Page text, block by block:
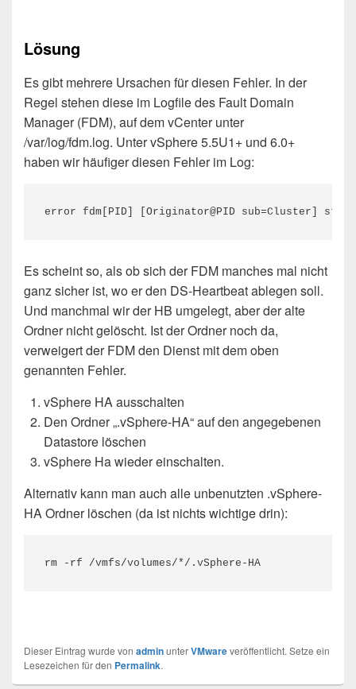
Lösung
Es gibt mehrere Ursachen für diesen Fehler. In der
Regel stehen diese im Logfile des Fault Domain
Manager (FDM), auf dem vCenter unter
/var/log/fdm.log. Unter vSphere 5.5U1+ und 6.0+
haben wir häufiger diesen Fehler im Log:
error fdm[PID] [Originator@PID sub=Cluster] stat(/
Es scheint so, als ob sich der FDM manches mal nicht
ganz sicher ist, wo er den DS-Heartbeat ablegen soll.
Und manchmal wir der HB umgelegt, aber der alte
Ordner nicht gelöscht. Ist der Ordner noch da,
verweigert der FDM den Dienst mit dem oben
genannten Fehler.
vSphere HA ausschalten
Den Ordner „.vSphere-HA“ auf den angegebenen
Datastore löschen
vSphere Ha wieder einschalten.
Alternativ kann man auch alle unbenutzten .vSphere-
HA Ordner löschen (da ist nichts wichtige drin):
rm -rf /vmfs/volumes/*/.vSphere-HA
Dieser Eintrag wurde von adminunterVMwareveröffentlicht. Setze ein
Lesezeichen für den Permalink.